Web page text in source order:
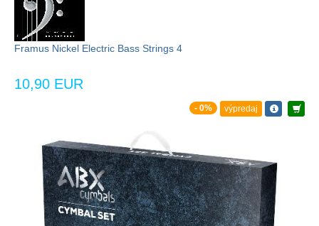
Framus Nickel Electric Bass Strings 4
10,90 EUR
- 0% výpredaj